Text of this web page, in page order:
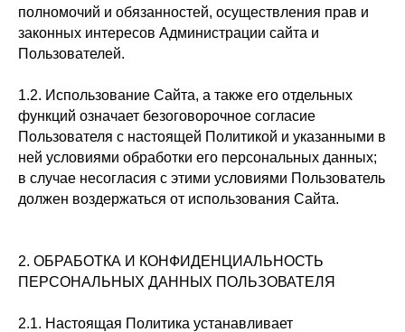
полномочий и обязанностей, осуществления прав и
законных интересов Администрации сайта и
Пользователей.
1.2. Использование Сайта, а также его отдельных
функций означает безоговорочное согласие
Пользователя с настоящей Политикой и указанными в
ней условиями обработки его персональных данных;
в случае несогласия с этими условиями Пользователь
должен воздержаться от использования Сайта.
2. ОБРАБОТКА И КОНФИДЕНЦИАЛЬНОСТЬ
ПЕРСОНАЛЬНЫХ ДАННЫХ ПОЛЬЗОВАТЕЛЯ
2.1. Настоящая Политика устанавливает